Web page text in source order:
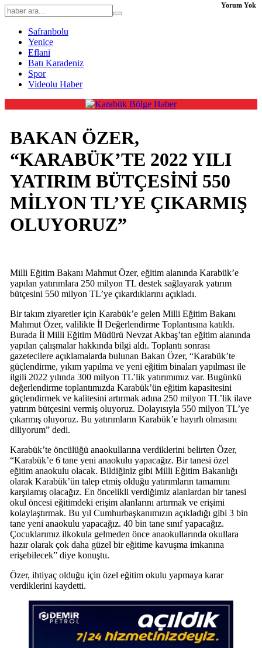
Safranbolu
Yenice
Eflani
Batı Karadeniz
Spor
Videolu Haber
BAKAN ÖZER,
“KARABÜK’TE 2022 YILI
YATIRIM BÜTÇESİNİ 550
MİLYON TL’YE ÇIKARMIŞ
OLUYORUZ”
Milli Eğitim Bakanı Mahmut Özer, eğitim alanında Karabük’e
yapılan yatırımlara 250 milyon TL destek sağlayarak yatırım
bütçesini 550 milyon TL’ye çıkardıklarını açıkladı.
Bir takım ziyaretler için Karabük’e gelen Milli Eğitim Bakanı
Mahmut Özer, valilikte İl Değerlendirme Toplantısına katıldı.
Burada İl Milli Eğitim Müdürü Nevzat Akbaş’tan eğitim alanında
yapılan çalışmalar hakkında bilgi aldı. Toplantı sonrası
gazetecilere açıklamalarda bulunan Bakan Özer, “Karabük’te
güçlendirme, yıkım yapılma ve yeni eğitim binaları yapılması ile
ilgili 2022 yılında 300 milyon TL’lik yatırımımız var. Bugünkü
değerlendirme toplantımızda Karabük’ün eğitim kapasitesini
güçlendirmek ve kalitesini artırmak adına 250 milyon TL’lik ilave
yatırım bütçesini vermiş oluyoruz. Dolayısıyla 550 milyon TL’ye
çıkarmış oluyoruz. Bu yatırımların Karabük’e hayırlı olmasını
diliyorum” dedi.
Karabük’te öncülüğü anaokullarına verdiklerini belirten Özer,
“Karabük’e 6 tane yeni anaokulu yapacağız. Bir tanesi özel
eğitim anaokulu olacak. Bildiğiniz gibi Milli Eğitim Bakanlığı
olarak Karabük’ün talep etmiş olduğu yatırımların tamamını
karşılamış olacağız. En öncelikli verdiğimiz alanlardan bir tanesi
okul öncesi eğitimdeki erişim alanlarını artırmak ve erişimi
kolaylaştırmak. Bu yıl Cumhurbaşkanımızın açıkladığı gibi 3 bin
tane yeni anaokulu yapacağız. 40 bin tane sınıf yapacağız.
Çocuklarımız ilkokula gelmeden önce anaokullarında okullara
hazır olarak çok daha güzel bir eğitime kavuşma imkanına
erişebilecek” diye konuştu.
Özer, ihtiyaç olduğu için özel eğitim okulu yapmaya karar
verdiklerini kaydetti.
Yorum Yok